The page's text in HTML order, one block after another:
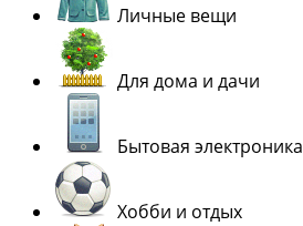
Личные вещи
Для дома и дачи
Бытовая электроника
Хобби и отдых